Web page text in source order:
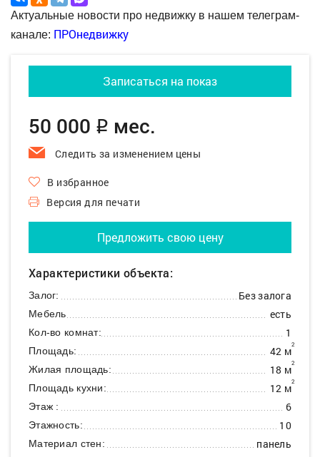
Актуальные новости про недвижку в нашем телеграм-
канале: ПРОнедвижку
Записаться на показ
50 000 q мес.
Следить за изменением цены
В избранное
Версия для печати
Предложить свою цену
Характеристики объекта:
Залог: Без залога
Мебель есть
Кол-во комнат: 1
Площадь: 42 м2
Жилая площадь: 18 м2
Площадь кухни: 12 м2
Этаж : 6
Этажность: 10
Материал стен: панель